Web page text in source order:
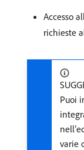
Accesso
richieste
Puoi
varie